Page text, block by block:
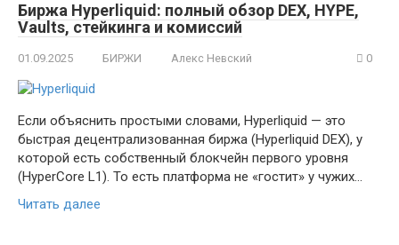
Биржа Hyperliquid: полный обзор DEX, HYPE,
Vaults, стейкинга и комиссий
01.09.2025 БИРЖИ Алекс Невский 0
Если объяснить простыми словами, Hyperliquid — это
быстрая децентрализованная биржа (Hyperliquid DEX), у
которой есть собственный блокчейн первого уровня
(HyperCore L1). То есть платформа не «гостит» у чужих…
Читать далее